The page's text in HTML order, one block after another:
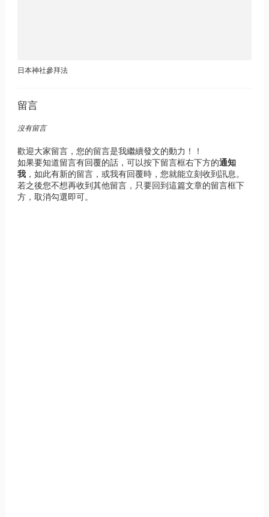
日本神社參拜法
留言
沒有留言
歡迎大家留言，您的留言是我繼續發文的動力！！
如果要知道留言有回覆的話，可以按下留言框右下方的通知
我，如此有新的留言，或我有回覆時，您就能立刻收到訊息。
若之後您不想再收到其他留言，只要回到這篇文章的留言框下
方，取消勾選即可。